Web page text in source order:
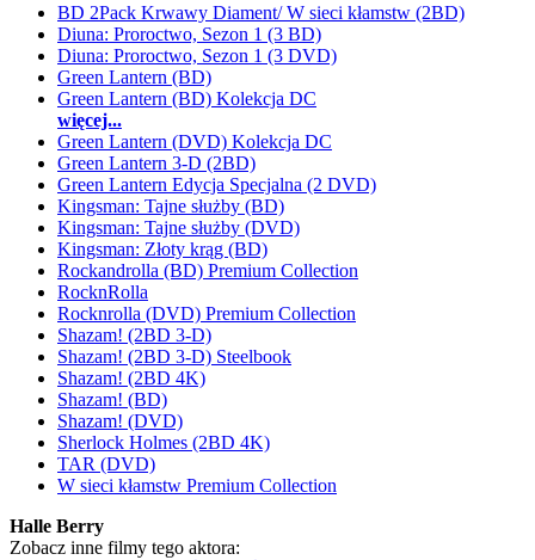
BD 2Pack Krwawy Diament/ W sieci kłamstw (2BD)
Diuna: Proroctwo, Sezon 1 (3 BD)
Diuna: Proroctwo, Sezon 1 (3 DVD)
Green Lantern (BD)
Green Lantern (BD) Kolekcja DC
więcej...
Green Lantern (DVD) Kolekcja DC
Green Lantern 3-D (2BD)
Green Lantern Edycja Specjalna (2 DVD)
Kingsman: Tajne służby (BD)
Kingsman: Tajne służby (DVD)
Kingsman: Złoty krąg (BD)
Rockandrolla (BD) Premium Collection
RocknRolla
Rocknrolla (DVD) Premium Collection
Shazam! (2BD 3-D)
Shazam! (2BD 3-D) Steelbook
Shazam! (2BD 4K)
Shazam! (BD)
Shazam! (DVD)
Sherlock Holmes (2BD 4K)
TAR (DVD)
W sieci kłamstw Premium Collection
Halle Berry
Zobacz inne filmy tego aktora: